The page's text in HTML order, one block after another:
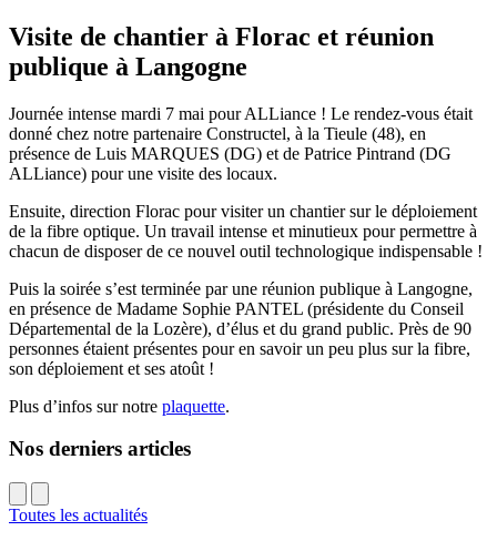
Visite de chantier à Florac et réunion
publique à Langogne
Journée intense mardi 7 mai pour ALLiance ! Le rendez-vous était
donné chez notre partenaire Constructel, à la Tieule (48), en
présence de Luis MARQUES (DG) et de Patrice Pintrand (DG
ALLiance) pour une visite des locaux.
Ensuite, direction Florac pour visiter un chantier sur le déploiement
de la fibre optique. Un travail intense et minutieux pour permettre à
chacun de disposer de ce nouvel outil technologique indispensable !
Puis la soirée s’est terminée par une réunion publique à Langogne,
en présence de Madame Sophie PANTEL (présidente du Conseil
Départemental de la Lozère), d’élus et du grand public. Près de 90
personnes étaient présentes pour en savoir un peu plus sur la fibre,
son déploiement et ses atoût !
Plus d’infos sur notre plaquette.
Nos derniers articles
Toutes les actualités